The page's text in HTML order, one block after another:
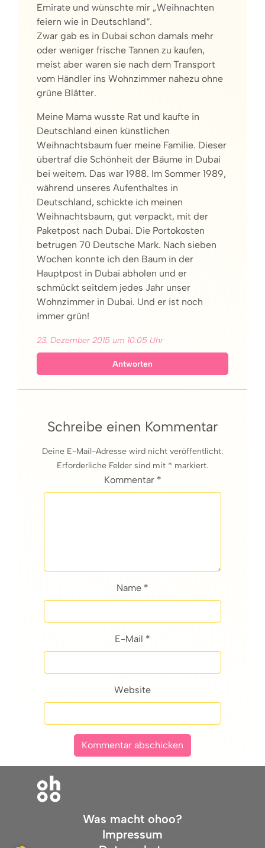
Emirate und wünschte mir „Weihnachten
feiern wie in Deutschland“.
Zwar gab es in Dubai schon damals mehr
oder weniger frische Tannen zu kaufen,
meist aber waren sie nach dem Transport
vom Händler ins Wohnzimmer nahezu ohne
grüne Blätter.
Meine Mama wusste Rat und kaufte in
Deutschland einen künstlichen
Weihnachtsbaum fuer meine Familie. Dieser
übertraf die Schönheit der Bäume in Dubai
bei weitem. Das war 1988. Im Sommer 1989,
während unseres Aufenthaltes in
Deutschland, schickte ich meinen
Weihnachtsbaum, gut verpackt, mit der
Paketpost nach Dubai. Die Portokosten
betrugen 70 Deutsche Mark. Nach sieben
Wochen konnte ich den Baum in der
Hauptpost in Dubai abholen und er
schmückt seitdem jedes Jahr unser
Wohnzimmer in Dubai. Und er ist noch
immer grün!
23. Dezember 2015 um 10:05 Uhr
Antworten
Schreibe einen Kommentar
Deine E-Mail-Adresse wird nicht veröffentlicht.
Erforderliche Felder sind mit * markiert.
Kommentar *
Name *
E-Mail *
Website
Was macht ohoo?
Impressum